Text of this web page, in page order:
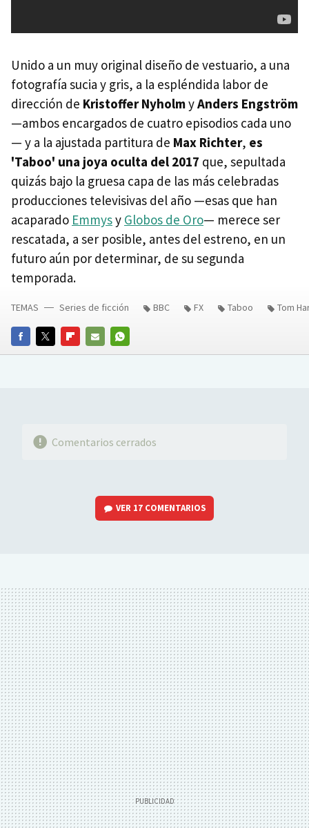
Unido a un muy original diseño de vestuario, a una
fotografía sucia y gris, a la espléndida labor de
dirección de Kristoffer NyholmyAnders Engström
—ambos encargados de cuatro episodios cada uno
— y a la ajustada partitura de Max Richter, es
'Taboo' una joya oculta del 2017 que, sepultada
quizás bajo la gruesa capa de las más celebradas
producciones televisivas del año —esas que han
acaparado Emmysy Globos de Oro— merece ser
rescatada, a ser posible, antes del estreno, en un
futuro aún por determinar, de su segunda
temporada.
FACEBOOKTWITTERFLIPBOARD
E-
WHATSAPP
TEMAS Series de ficción BBC FX Taboo Tom
Comentarios cerrados
VER 17 COMENTARIOS